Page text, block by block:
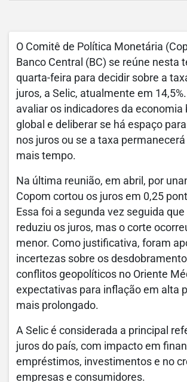
O Comitê de Política Monetária
Banco Central (BC) se reúne nesta
quarta-feira para decidir sobre a
juros, a Selic, atualmente em
avaliar os indicadores da economia
global e deliberar se há espaço
nos juros ou se a taxa
mais tempo.
Na última reunião, em abril, por
Copom cortou os juros em 0,25
Essa foi a segunda vez seguida
reduziu os juros, mas o corte
menor. Como justificativa, foram
incertezas sobre os
conflitos geopolíticos no Oriente
expectativas para inflação em alta
mais prolongado.
A Selic é considerada a principal
juros do país, com impacto em
empréstimos, investimentos e no
empresas e consumidores.